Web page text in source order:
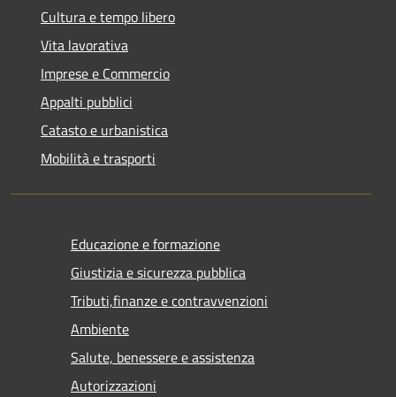
Cultura e tempo libero
Vita lavorativa
Imprese e Commercio
Appalti pubblici
Catasto e urbanistica
Mobilità e trasporti
Educazione e formazione
Giustizia e sicurezza pubblica
Tributi,finanze e contravvenzioni
Ambiente
Salute, benessere e assistenza
Autorizzazioni